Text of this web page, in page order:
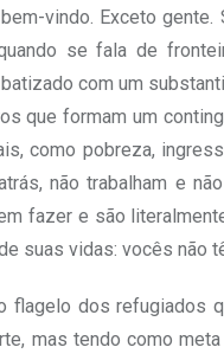
vindo. Exceto
se fala de
com um
que formam um
como pobreza,
não trabalham e
fazer e são
suas vidas: vocês não
flagelo dos refugiados
mas tendo como